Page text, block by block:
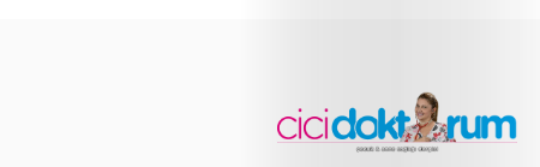
Yemek